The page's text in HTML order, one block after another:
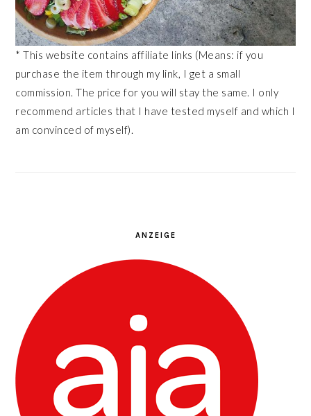
* This website contains affiliate links (Means: if you
purchase the item through my link, I get a small
commission. The price for you will stay the same. I only
recommend articles that I have tested myself and which I
am convinced of myself).
ANZEIGE